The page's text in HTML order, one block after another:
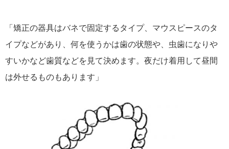
「矯正の器具はバネで固定するタイプ、マウスピースのタ
イプなどがあり、何を使うかは歯の状態や、虫歯になりや
すいかなど歯質などを見て決めます。夜だけ着用して昼間
は外せるものもあります」